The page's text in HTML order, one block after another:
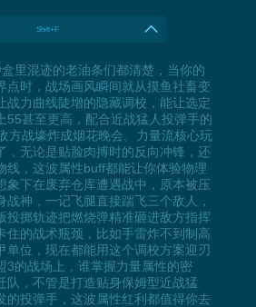
Shift+F
里混迹的老油条们都清楚，当你的
点时，战场画风瞬间就从摸鱼社畜变
战力曲线陡增的隐藏调校，能让选定
55甚至更高，配合近战猛人投弹手的
方战壕炸成烟花晚会。力量流核心玩
，无论是贴脸肉搏时的反向冲锋，还
线，这波属性buff都能让你体验物理
象下在废弃仓库遭遇战中，原本被压
战神，一记飞腿直接踹飞三个敌人，
投掷轨迹把燃烧弹精准砸进敌方指挥
住的战术瓶颈，比如手雷炸不到制高
单位，现在都能用这个调校方案迎刃
3的战场上，谁掌握力量属性的密
队，不管是打造贴身保姆型近战猛
的投弹手，这波属性红利都值得你去